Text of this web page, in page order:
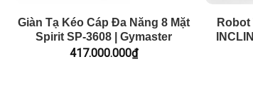
Giàn Tạ Kéo Cáp Đa Năng 8 Mặt
Spirit SP-3608 | Gymaster
417.000.000₫